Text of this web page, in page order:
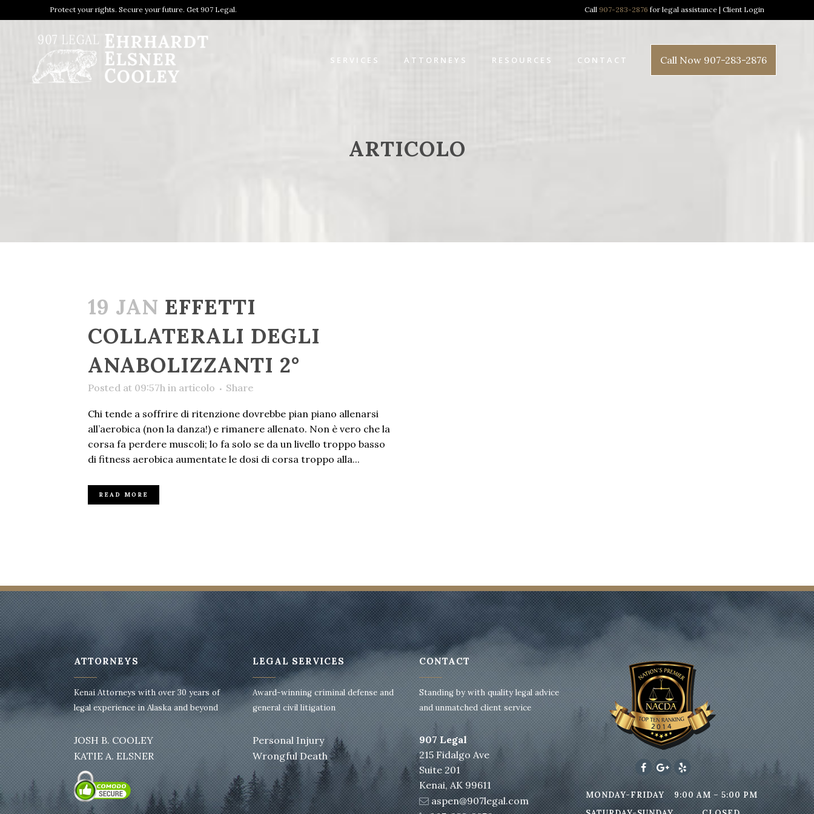
Protect your rights. Secure your future. Get 907 Legal. Call 907-283-2876 for legal assistance | Client Login
Call Now 907-283-2876
SERVICES ATTORNEYS RESOURCES CONTACT
ARTICOLO
19 JAN EFFETTI
COLLATERALI DEGLI
ANABOLIZZANTI 2°
Posted at 09:57h in articolo Share
Chi tende a soffrire di ritenzione dovrebbe pian piano allenarsi
all’aerobica (non la danza!) e rimanere allenato. Non è vero che la
corsa fa perdere muscoli; lo fa solo se da un livello troppo basso
di fitness aerobica aumentate le dosi di corsa troppo alla...
READ MORE
ATTORNEYS
Kenai Attorneys with over 30 years of
legal experience in Alaska and beyond
JOSH B. COOLEY
KATIE A. ELSNER
LEGAL SERVICES
Award-winning criminal defense and
general civil litigation
Personal Injury
Wrongful Death
CONTACT
Standing by with quality legal advice
and unmatched client service
907 Legal
215 Fidalgo Ave
Suite 201
Kenai, AK 99611
aspen@907legal.com
MONDAY-FRIDAY
9:00 AM – 5:00 PM